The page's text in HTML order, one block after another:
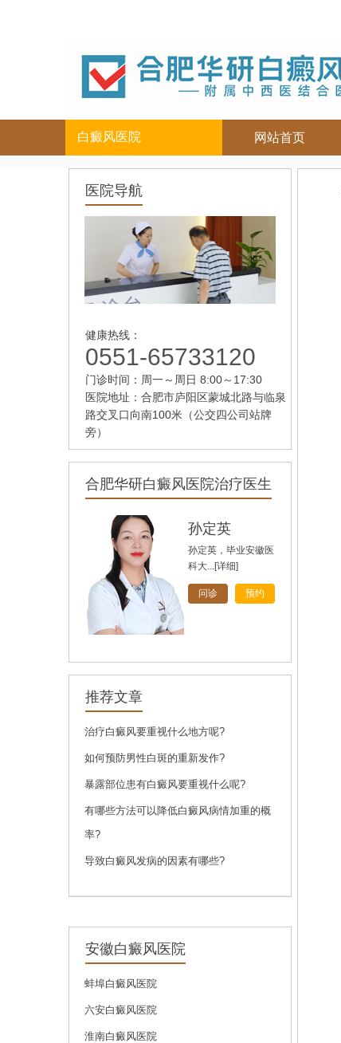
白癜风医院
儿童
女性
老年
胸背部
手部
网站首页
医院导航
健康热线：
0551-65733120
门诊时间：周一～周日 8:00～17:30
医院地址：合肥市庐阳区蒙城北路与临泉
路交叉口向南100米（公交四公司站牌
旁）
合肥华研白癜风医院治疗医生
孙定英
孙定英，毕业安徽医
科大...[详细]
问诊 预约
高汝辉
问诊
刘斌，中共党员，毕
问诊
推荐文章
治疗白癜风要重视什么地方呢?
如何预防男性白斑的重新发作?
暴露部位患有白癜风要重视什么呢?
有哪些方法可以降低白癜风病情加重的概
率?
导致白癜风发病的因素有哪些?
安徽白癜风医院
蚌埠白癜风医院
六安白癜风医院
淮南白癜风医院